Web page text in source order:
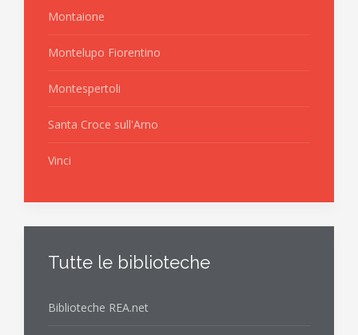
Montaione
Montelupo Fiorentino
Montespertoli
Santa Croce sull'Arno
Vinci
Tutte le biblioteche
Biblioteche REA.net